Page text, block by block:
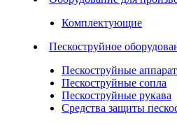
Комплектующие
Пескоструйное
Пескоструйные
Пескоструйные сопла
Пескоструйные рукава
Средства защиты